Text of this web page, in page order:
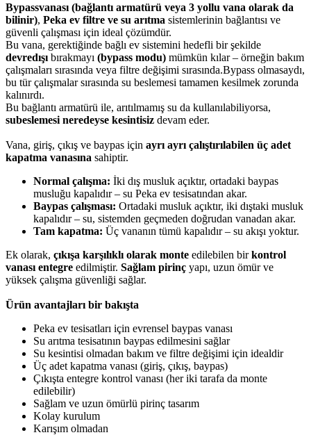
Bypassvanası (bağlantı armatürü veya 3 yollu vana olarak da
bilinir), Peka ev filtre ve su arıtma sistemlerinin bağlantısı ve
güvenli çalışması için ideal çözümdür.
Bu vana, gerektiğinde bağlı ev sistemini hedefli bir şekilde
devredışı bırakmayı (bypass modu) mümkün kılar – örneğin bakım
çalışmaları sırasında veya filtre değişimi sırasında.Bypass olmasaydı,
bu tür çalışmalar sırasında su beslemesi tamamen kesilmek zorunda
kalınırdı.
Bu bağlantı armatürü ile, arıtılmamış su da kullanılabiliyorsa,
subeslemesi neredeyse kesintisiz devam eder.
Vana, giriş, çıkış ve baypas için ayrı ayrı çalıştırılabilen üç adet
kapatma vanasına sahiptir.
Normal çalışma: İki dış musluk açıktır, ortadaki baypas
musluğu kapalıdır – su Peka ev tesisatından akar.
Baypas çalışması: Ortadaki musluk açıktır, iki dıştaki musluk
kapalıdır – su, sistemden geçmeden doğrudan vanadan akar.
Tam kapatma: Üç vananın tümü kapalıdır – su akışı yoktur.
Ek olarak, çıkışa karşılıklı olarak monte edilebilen birkontrol
vanası entegre edilmiştir. Sağlam pirinç yapı, uzun ömür ve
yüksek çalışma güvenliği sağlar.
Ürün avantajları bir bakışta
Peka ev tesisatları için evrensel baypas vanası
Su arıtma tesisatının baypas edilmesini sağlar
Su kesintisi olmadan bakım ve filtre değişimi için idealdir
Üç adet kapatma vanası (giriş, çıkış, baypas)
Çıkışta entegre kontrol vanası (her iki tarafa da monte
edilebilir)
Sağlam ve uzun ömürlü pirinç tasarım
Kolay kurulum
Karışım olmadan